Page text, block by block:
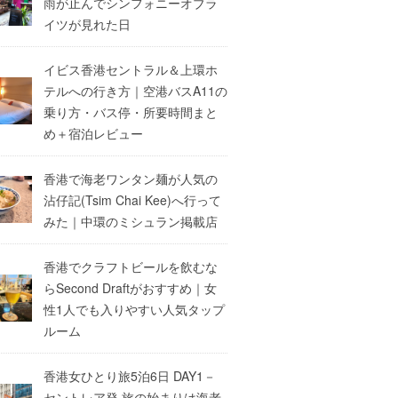
イツが見れた日
イビス香港セントラル＆上環ホ
テルへの行き方｜空港バスA11の
乗り方・バス停・所要時間まと
め＋宿泊レビュー
香港で海老ワンタン麺が人気の
沾仔記(Tsim Chai Kee)へ行って
みた｜中環のミシュラン掲載店
香港でクラフトビールを飲むな
らSecond Draftがおすすめ｜女
性1人でも入りやすい人気タップ
ルーム
香港女ひとり旅5泊6日 DAY1－